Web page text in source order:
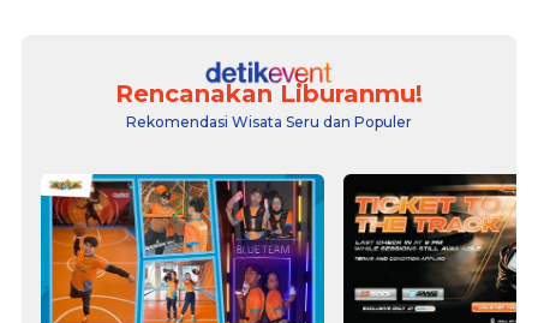
Rencanakan Liburanmu!
Rekomendasi Wisata Seru dan Populer